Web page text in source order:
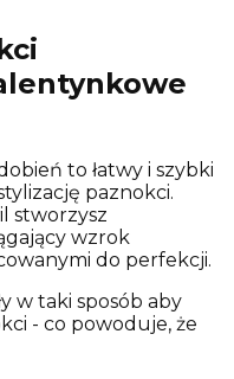
to łatwy i szybki
paznokci.
stworzysz
wzrok
do perfekcji.
w taki sposób aby
- co powoduje, że